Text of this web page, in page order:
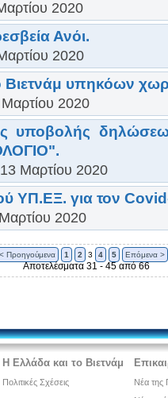
2020
Ανόι.
2020
Βιετνάμ υπηκόων
2020
υποβολής
Μαρτίου 2020
ΥΠ.ΕΞ. για τον
2020
< Προηγούμενα 1 2 3 4 5 Επόμενα >
Αποτελέσματα 31 - 45 από 66
Η Ελλάδα και το Βιετνάμ
Πολιτικές Σχέσεις
Νέα της